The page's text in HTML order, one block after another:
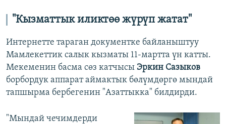
"Кызматтык иликтөө жүрүп жатат"
Интернетте тараган документке байланыштуу
Мамлекеттик салык кызматы 11-мартта үн катты.
Мекеменин басма сөз катчысы Эркин Сазыков
борбордук аппарат аймактык бөлүмдөргө мындай
тапшырма бербегенин "Азаттыкка" билдирди.
"Мындай чечимдерди